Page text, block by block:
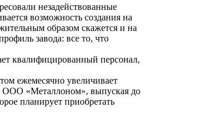
незадействованные
возможность создания на
образом скажется и на
завода: все то, что
квалифицированный персонал,
ежемесячно увеличивает
ООО «Металлоном», выпуская до
планирует приобретать